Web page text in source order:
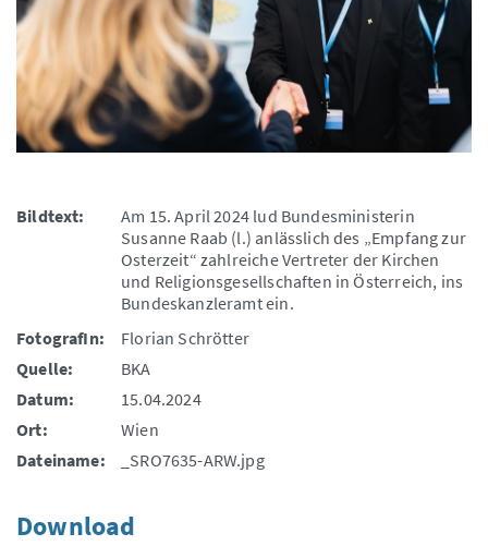
Bildtext:
Am 15. April 2024 lud Bundesministerin
Susanne Raab (l.) anlässlich des „Empfang zur
Osterzeit“ zahlreiche Vertreter der Kirchen
und Religionsgesellschaften in Österreich, ins
Bundeskanzleramt ein.
FotografIn:
Florian Schrötter
Quelle:
BKA
Datum:
15.04.2024
Ort:
Wien
Dateiname:
_SRO7635-ARW.jpg
Download